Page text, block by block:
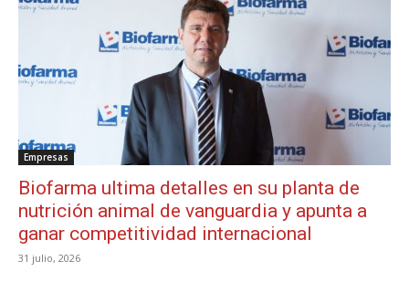
Empresas
Biofarma ultima detalles en su planta de
nutrición animal de vanguardia y apunta a
ganar competitividad internacional
31 julio, 2026